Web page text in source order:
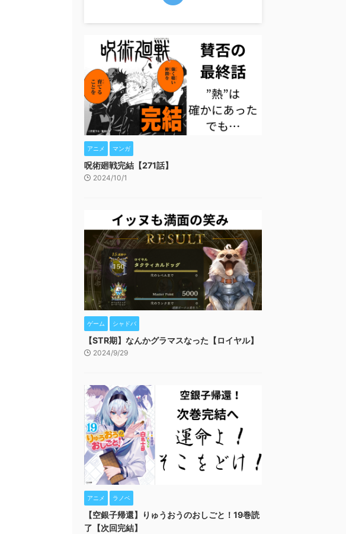
アニメ マンガ
呪術廻戦完結【271話】
2024/10/1
ゲーム シャドバ
【STR期】なんかグラマスなった【ロイヤル】
2024/9/29
アニメ ラノベ
【空銀子帰還】りゅうおうのおしごと！19巻読
了【次回完結】